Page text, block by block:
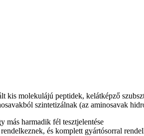
molekulájú peptidek, kelátképző
szintetizálnak (az aminosavak
más harmadik fél tesztjelentése
és komplett gyártósorral